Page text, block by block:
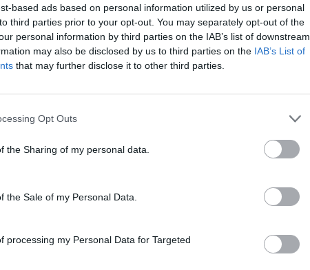
based ads based on personal information utilized by us or personal
third parties prior to your opt-out. You may separately opt-out of the
personal information by third parties on the IAB’s list of downstream
may also be disclosed by us to third parties on the IAB’s List of
that may further disclose it to other third parties.
Opt Outs
the Sharing of my personal data.
the Sale of my Personal Data.
processing my Personal Data for Targeted
diese Blume ist heute für Lissy
Ein Lächeln wirkt auf Schwierigkeiten wie die Sonne auf Wolken - es löst sie auf .